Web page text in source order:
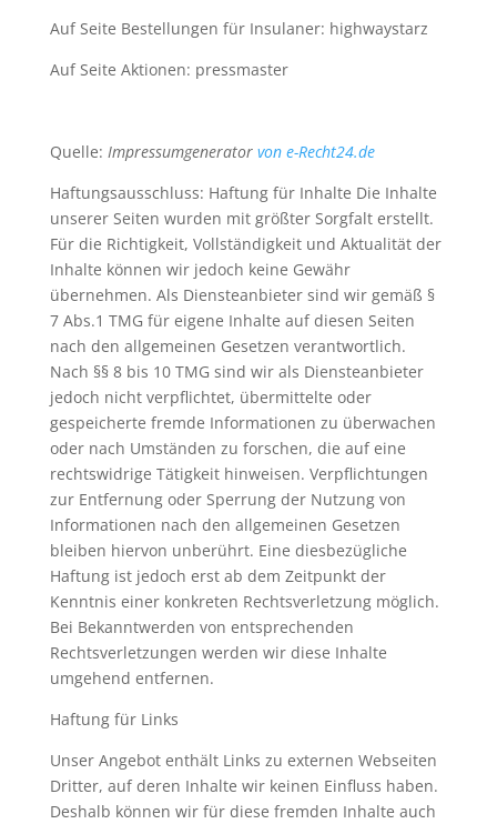
Auf Seite Bestellungen für Insulaner: highwaystarz
Auf Seite Aktionen: pressmaster
Quelle: Impressumgenerator von e-Recht24.de
Haftungsausschluss: Haftung für Inhalte Die Inhalte
unserer Seiten wurden mit größter Sorgfalt erstellt.
Für die Richtigkeit, Vollständigkeit und Aktualität der
Inhalte können wir jedoch keine Gewähr
übernehmen. Als Diensteanbieter sind wir gemäß §
7 Abs.1 TMG für eigene Inhalte auf diesen Seiten
nach den allgemeinen Gesetzen verantwortlich.
Nach §§ 8 bis 10 TMG sind wir als Diensteanbieter
jedoch nicht verpflichtet, übermittelte oder
gespeicherte fremde Informationen zu überwachen
oder nach Umständen zu forschen, die auf eine
rechtswidrige Tätigkeit hinweisen. Verpflichtungen
zur Entfernung oder Sperrung der Nutzung von
Informationen nach den allgemeinen Gesetzen
bleiben hiervon unberührt. Eine diesbezügliche
Haftung ist jedoch erst ab dem Zeitpunkt der
Kenntnis einer konkreten Rechtsverletzung möglich.
Bei Bekanntwerden von entsprechenden
Rechtsverletzungen werden wir diese Inhalte
umgehend entfernen.
Haftung für Links
Unser Angebot enthält Links zu externen Webseiten
Dritter, auf deren Inhalte wir keinen Einfluss haben.
Deshalb können wir für diese fremden Inhalte auch